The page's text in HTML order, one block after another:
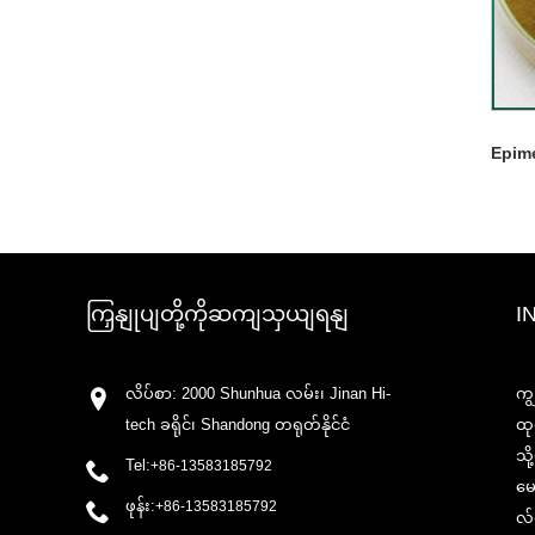
ကြှနျုပျတို့ကိုဆကျသှယျရနျ
လိပ်စာ: 2000 Shunhua လမ်း၊ Jinan Hi-
tech ခရိုင်၊ Shandong တရုတ်နိုင်ငံ
Tel:+86-13583185792
ဖုန်း:+86-13583185792
က
ထု
သို့
မ
လ်